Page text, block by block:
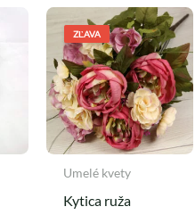
ZĽAVA
Umelé kvety
Kytica ruža
Pôvodná
cena
bola:
4,90 €.
Aktuálna
cena
je:
4,50 €.